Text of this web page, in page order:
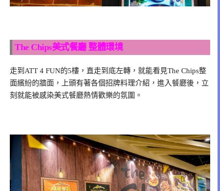
The Chips美式餐廳 整體環境
走到ATT 4 FUN的5樓，直走到底左轉，就能看見The Chips整
面繽紛的牆面，上頭有著各個招牌料理介紹，進入餐廳後，立
刻就能被感染美式餐廳熱情歡樂的氛圍。